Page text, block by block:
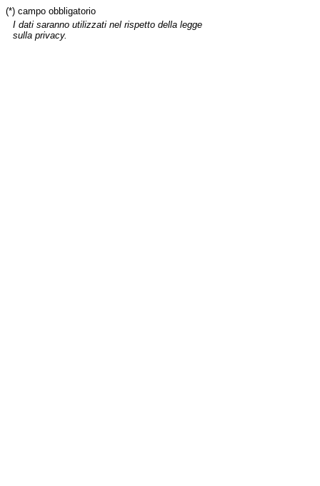
(*) campo obbligatorio
I dati saranno utilizzati nel rispetto della legge
sulla privacy.